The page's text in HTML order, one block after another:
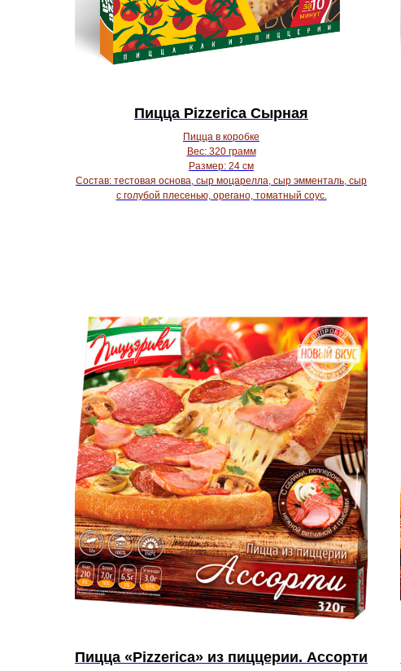
Пицца Pizzerica Сырная
Пицца в коробке
Вес:320 грамм
Размер: 24 см
Состав: тестовая основа, сыр моцарелла, сыр эмменталь, сыр
с голубой плесенью, орегано, томатный соус.
Пицца «Pizzerica» из пиццерии. Ассорти